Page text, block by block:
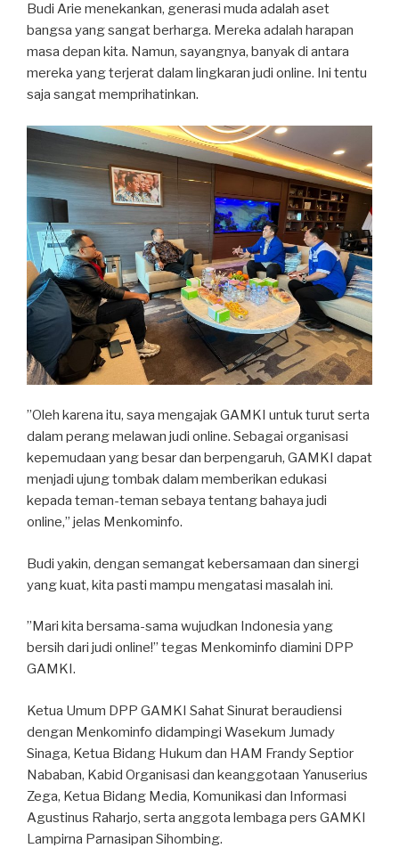
Budi Arie menekankan, generasi muda adalah aset
bangsa yang sangat berharga. Mereka adalah harapan
masa depan kita. Namun, sayangnya, banyak di antara
mereka yang terjerat dalam lingkaran judi online. Ini tentu
saja sangat memprihatinkan.
”Oleh karena itu, saya mengajak GAMKI untuk turut serta
dalam perang melawan judi online. Sebagai organisasi
kepemudaan yang besar dan berpengaruh, GAMKI dapat
menjadi ujung tombak dalam memberikan edukasi
kepada teman-teman sebaya tentang bahaya judi
online,” jelas Menkominfo.
Budi yakin, dengan semangat kebersamaan dan sinergi
yang kuat, kita pasti mampu mengatasi masalah ini.
”Mari kita bersama-sama wujudkan Indonesia yang
bersih dari judi online!” tegas Menkominfo diamini DPP
GAMKI.
Ketua Umum DPP GAMKI Sahat Sinurat beraudiensi
dengan Menkominfo didampingi Wasekum Jumady
Sinaga, Ketua Bidang Hukum dan HAM Frandy Septior
Nababan, Kabid Organisasi dan keanggotaan Yanuserius
Zega, Ketua Bidang Media, Komunikasi dan Informasi
Agustinus Raharjo, serta anggota lembaga pers GAMKI
Lampirna Parnasipan Sihombing.